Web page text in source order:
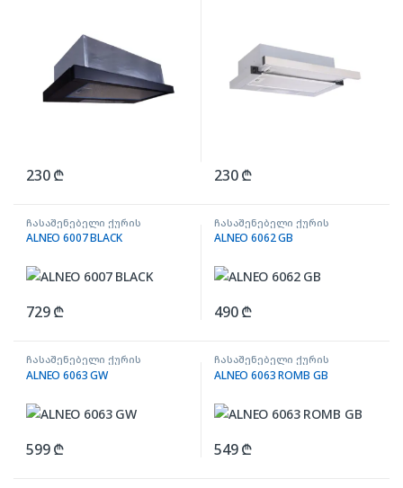
230₾ 230₾
ჩასაშენებელი ქურის
ზედაპირი
ALNEO 6007 BLACK
729₾
ჩასაშენებელი ქურის
ზედაპირი
ALNEO 6062 GB
490₾
ჩასაშენებელი ქურის
ზედაპირი
ALNEO 6063 GW
599₾
ჩასაშენებელი ქურის
ზედაპირი
ALNEO 6063 ROMB GB
549₾